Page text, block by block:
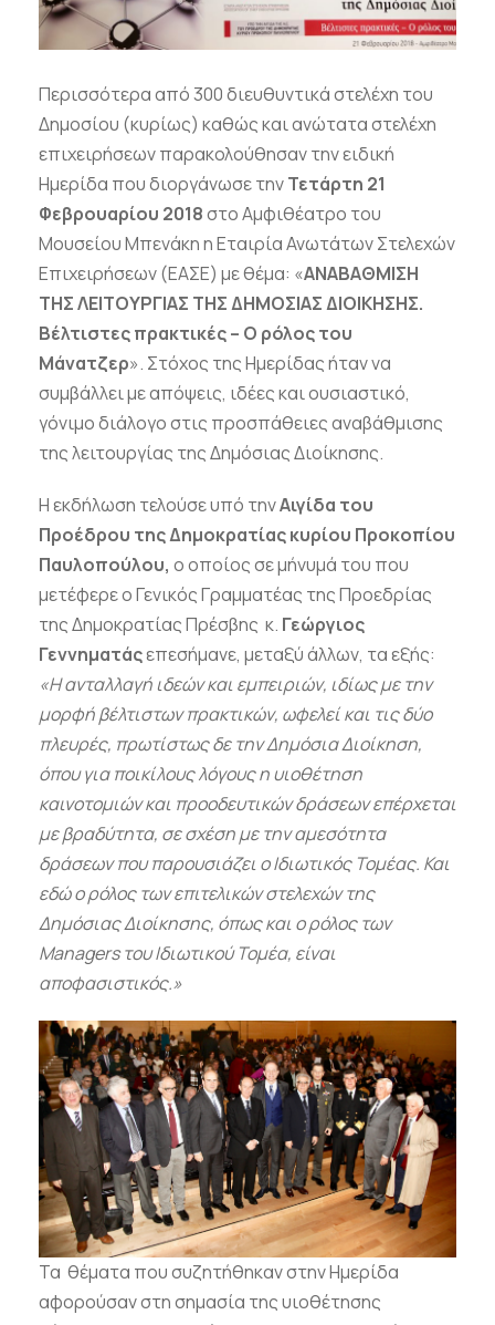
Περισσότερα από 300 διευθυντικά στελέχη του
Δημοσίου (κυρίως) καθώς και ανώτατα στελέχη
επιχειρήσεων παρακολούθησαν την ειδική
Ημερίδα που διοργάνωσε τηνΤετάρτη 21
Φεβρουαρίου 2018στο Αμφιθέατρο του
Μουσείου Μπενάκη η Εταιρία Ανωτάτων Στελεχών
Επιχειρήσεων (ΕΑΣΕ) με θέμα: «ΑΝΑΒΑΘΜΙΣΗ
ΤΗΣ ΛΕΙΤΟΥΡΓΙΑΣ ΤΗΣ ΔΗΜΟΣΙΑΣ ΔΙΟΙΚΗΣΗΣ.
Βέλτιστες πρακτικές – Ο ρόλος του
Μάνατζερ». Στόχος της Ημερίδας ήταν να
συμβάλλει με απόψεις, ιδέες και ουσιαστικό,
γόνιμο διάλογο στις προσπάθειες αναβάθμισης
της λειτουργίας της Δημόσιας Διοίκησης.
Η εκδήλωση τελούσε υπό τηνΑιγίδα του
Προέδρου της Δημοκρατίας κυρίου Προκοπίου
Παυλοπούλου, ο οποίος σε μήνυμά του που
μετέφερε ο Γενικός Γραμματέας της Προεδρίας
της Δημοκρατίας Πρέσβης κ. Γεώργιος
Γεννηματάςεπεσήμανε, μεταξύ άλλων, τα εξής:
«Η ανταλλαγή ιδεών και εμπειριών, ιδίως με την
μορφή βέλτιστων πρακτικών, ωφελεί και τις δύο
πλευρές, πρωτίστως δε την Δημόσια Διοίκηση,
όπου για ποικίλους λόγους η υιοθέτηση
καινοτομιών και προοδευτικών δράσεων επέρχεται
με βραδύτητα, σε σχέση με την αμεσότητα
δράσεων που παρουσιάζει ο Ιδιωτικός Τομέας. Και
εδώ ο ρόλος των επιτελικών στελεχών της
Δημόσιας Διοίκησης, όπως και ο ρόλος των
Managers του Ιδιωτικού Τομέα, είναι
αποφασιστικός.»
Τα θέματα που συζητήθηκαν στην Ημερίδα
αφορούσαν στη σημασία της υιοθέτησης